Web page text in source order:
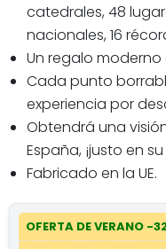
catedrales, 48
nacionales, 16
Un regalo
Cada punto
experiencia por
Obtendrá una
España, ¡justo en
Fabricado en la UE.
OFERTA DE VERANO -